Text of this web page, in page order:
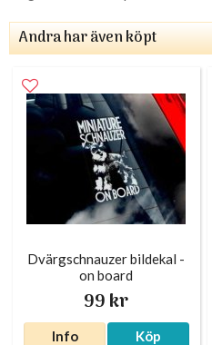
Andra har även köpt
Dvärgschnauzer bildekal -
on board
99 kr
Info Köp